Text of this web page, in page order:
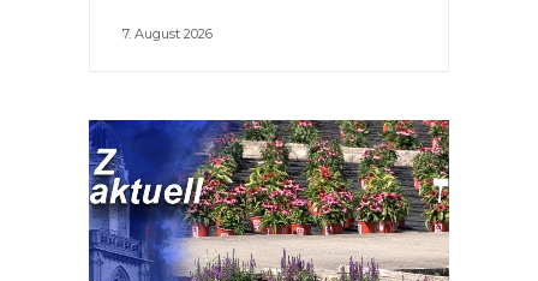
7. August 2026